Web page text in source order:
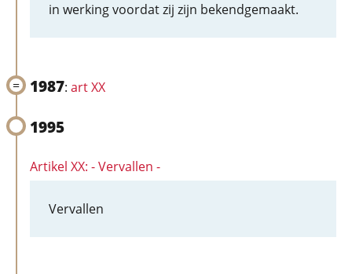
in werking voordat zij zijn bekendgemaakt.
1987: art XX
1995
Artikel XX: - Vervallen -
Vervallen